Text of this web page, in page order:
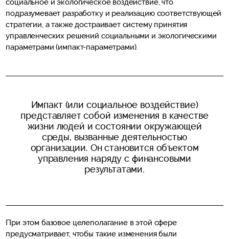
подразумевает разработку и реализацию соответствующей
стратегии, а также достраивает систему принятия
управленческих решений социальными и экологическими
параметрами (импакт-параметрами).
Импакт (или социальное воздействие)
представляет собой изменения в качестве
жизни людей и состоянии окружающей
среды, вызванные деятельностью
организации. Он становится объектом
управления наряду с финансовыми
результатами.
При этом базовое целеполагание в этой сфере
предусматривает, чтобы такие изменения были